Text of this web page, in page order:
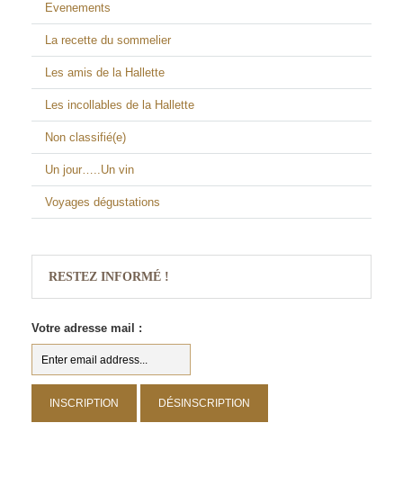
Evenements
La recette du sommelier
Les amis de la Hallette
Les incollables de la Hallette
Non classifié(e)
Un jour…..Un vin
Voyages dégustations
RESTEZ INFORMÉ !
Votre adresse mail :